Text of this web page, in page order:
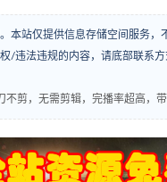
本站仅提供信息存储空间服务
违法违规的内容，请底部联系
剪，无需剪辑，完播率超高，带